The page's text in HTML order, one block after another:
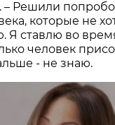
– Решили
которые не
Я ставлю во
человек
- не знаю.